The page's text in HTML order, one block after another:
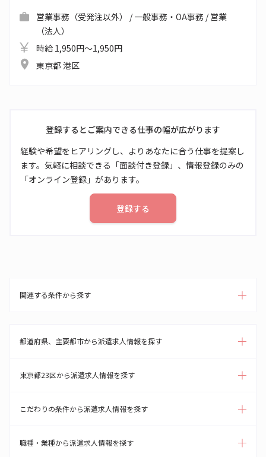
営業事務（受発注以外） / 一般事務・OA事務 / 営業
（法人）
時給 1,950円～1,950円
東京都 港区
登録するとご案内できる仕事の幅が広がります
経験や希望をヒアリングし、よりあなたに合う仕事を提案し
ます。気軽に相談できる「面談付き登録」、情報登録のみの
「オンライン登録」があります。
登録する
関連する条件から探す
都道府県、主要都市から派遣求人情報を探す
東京都23区から派遣求人情報を探す
こだわりの条件から派遣求人情報を探す
職種・業種から派遣求人情報を探す